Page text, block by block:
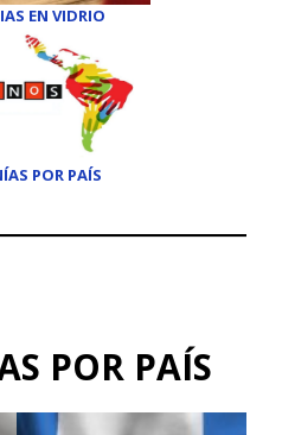
EN VIDRIO
POR PAÍS
POR PAÍS